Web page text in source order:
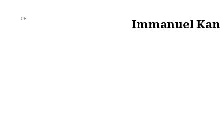
08 Immanuel